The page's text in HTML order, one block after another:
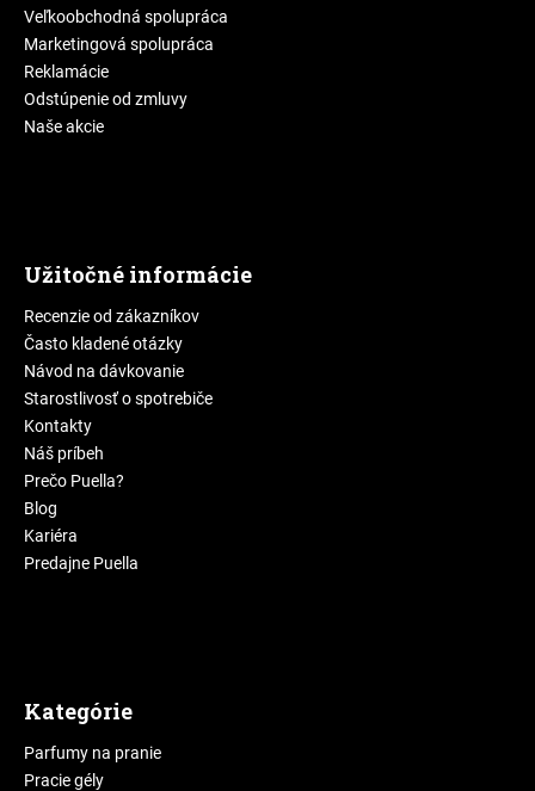
Veľkoobchodná spolupráca
Marketingová spolupráca
Reklamácie
Odstúpenie od zmluvy
Naše akcie
Užitočné informácie
Recenzie od zákazníkov
Často kladené otázky
Návod na dávkovanie
Starostlivosť o spotrebiče
Kontakty
Náš príbeh
Prečo Puella?
Blog
Kariéra
Predajne Puella
Kategórie
Parfumy na pranie
Pracie gély